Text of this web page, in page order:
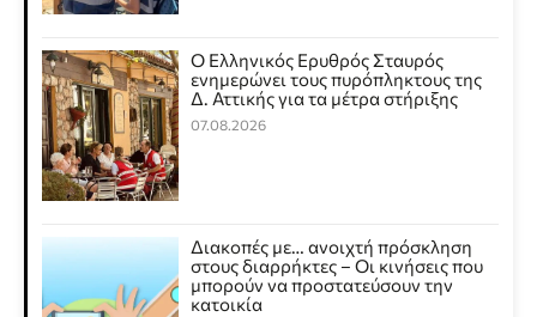
Ο Ελληνικός Ερυθρός Σταυρός
ενημερώνει τους πυρόπληκτους της
Δ. Αττικής για τα μέτρα στήριξης
07.08.2026
Διακοπές με… ανοιχτή πρόσκληση
στους διαρρήκτες – Οι κινήσεις που
μπορούν να προστατεύσουν την
κατοικία